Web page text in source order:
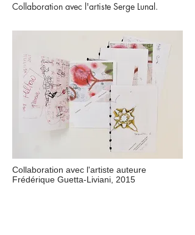
Collaboration avec l'artiste Serge Lunal.
Collaboration avec l'artiste auteure
Frédérique Guetta-Liviani, 2015